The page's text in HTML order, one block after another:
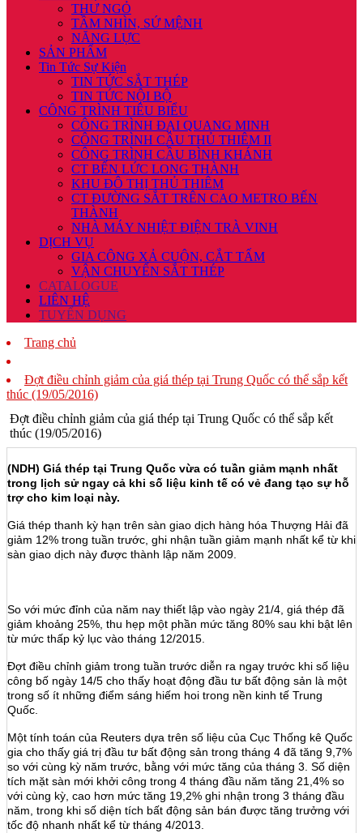
THƯ NGỎ
TẦM NHÌN, SỨ MỆNH
NĂNG LỰC
SẢN PHẨM
Tin Tức Sự Kiện
TIN TỨC SẮT THÉP
TIN TỨC NỘI BỘ
CÔNG TRÌNH TIÊU BIỂU
CÔNG TRÌNH ĐẠI QUANG MINH
CÔNG TRÌNH CẦU THỦ THIÊM II
CÔNG TRÌNH CẦU BÌNH KHÁNH
CT BẾN LỨC LONG THÀNH
KHU ĐÔ THỊ THỦ THIÊM
CT ĐƯỜNG SẮT TRÊN CAO METRO BẾN
THÀNH
NHÀ MÁY NHIỆT ĐIỆN TRÀ VINH
DỊCH VỤ
GIA CÔNG XẢ CUỘN, CẮT TẤM
VẬN CHUYỂN SẮT THÉP
CATALOGUE
LIÊN HỆ
TUYỂN DỤNG
Trang chủ
Đợt điều chỉnh giảm của giá thép tại Trung Quốc có thể sắp kết
thúc (19/05/2016)
Đợt điều chỉnh giảm của giá thép tại Trung Quốc có thể sắp kết
thúc (19/05/2016)
(NDH) Giá thép tại Trung Quốc vừa có tuần giảm mạnh nhất
trong lịch sử ngay cả khi số liệu kinh tế có vẻ đang tạo sự hỗ
trợ cho kim loại này.
Giá thép thanh kỳ hạn trên sàn giao dịch hàng hóa Thượng Hải đã
giảm 12% trong tuần trước, ghi nhận tuần giảm mạnh nhất kể từ khi
sàn giao dịch này được thành lập năm 2009.
So với mức đỉnh của năm nay thiết lập vào ngày 21/4, giá thép đã
giảm khoảng 25%, thu hẹp một phần mức tăng 80% sau khi bật lên
từ mức thấp kỷ lục vào tháng 12/2015.
Đợt điều chỉnh giảm trong tuần trước diễn ra ngay trước khi số liệu
công bố ngày 14/5 cho thấy hoạt động đầu tư bất động sản là một
trong số ít những điểm sáng hiếm hoi trong nền kinh tế Trung
Quốc.
Một tính toán của Reuters dựa trên số liệu của Cục Thống kê Quốc
gia cho thấy giá trị đầu tư bất động sản trong tháng 4 đã tăng 9,7%
so với cùng kỳ năm trước, bằng với mức tăng của tháng 3. Số diện
tích mặt sàn mới khởi công trong 4 tháng đầu năm tăng 21,4% so
với cùng kỳ, cao hơn mức tăng 19,2% ghi nhận trong 3 tháng đầu
năm, trong khi số diện tích bất động sản bán được tăng trưởng với
tốc độ nhanh nhất kể từ tháng 4/2013.